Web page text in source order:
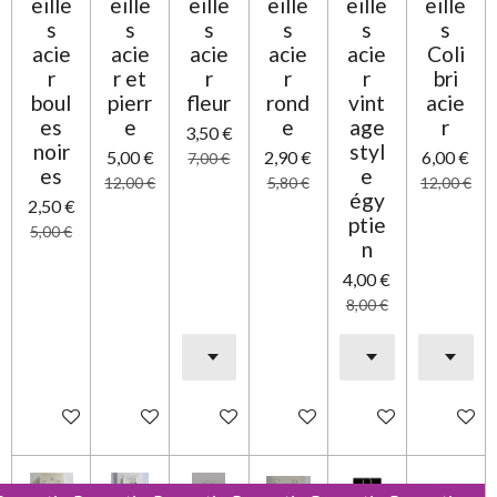
eille
s
acie
r
boul
es
noir
es
2,50 €
5,00 €
Ajouter au panier
eille
s
acie
r et
pierr
e
5,00 €
12,00 €
Ajouter au panier
eille
s
acie
r
fleur
3,50 €
7,00 €
Ajouter au panier
eille
s
acie
r
rond
e
2,90 €
5,80 €
Ajouter au panier
eille
s
acie
r
vint
age
styl
e
égy
ptie
n
4,00 €
8,00 €
Ajouter au panier
eille
s
Coli
bri
acie
r
6,00 €
12,00 €
Ajouter